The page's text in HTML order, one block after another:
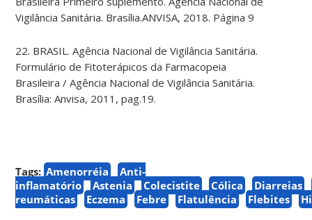
Vigilância Sanitária. Brasília.ANVISA, 2018. Página 9
22. BRASIL. Agência Nacional de Vigilância Sanitária.
Formulário de Fitoterápicos da Farmacopeia
Brasileira / Agência Nacional de Vigilância Sanitária.
Brasília: Anvisa, 2011, pag.19.
Tags: Amenorréia
Anti-
inflamatório
Astenia Colecistite Cólica
Diarreias
reumáticas
Eczema Febre Flatulência Flebites